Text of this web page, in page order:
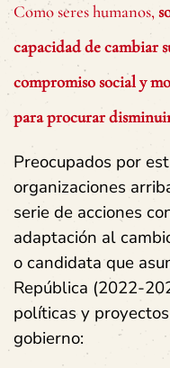
Como seres humanos,
capacidad de cambiar
compromiso social y
para procurar
Preocupados por
organizaciones
serie de acciones
adaptación al
o candidata que
República (2022-
políticas y
gobierno: